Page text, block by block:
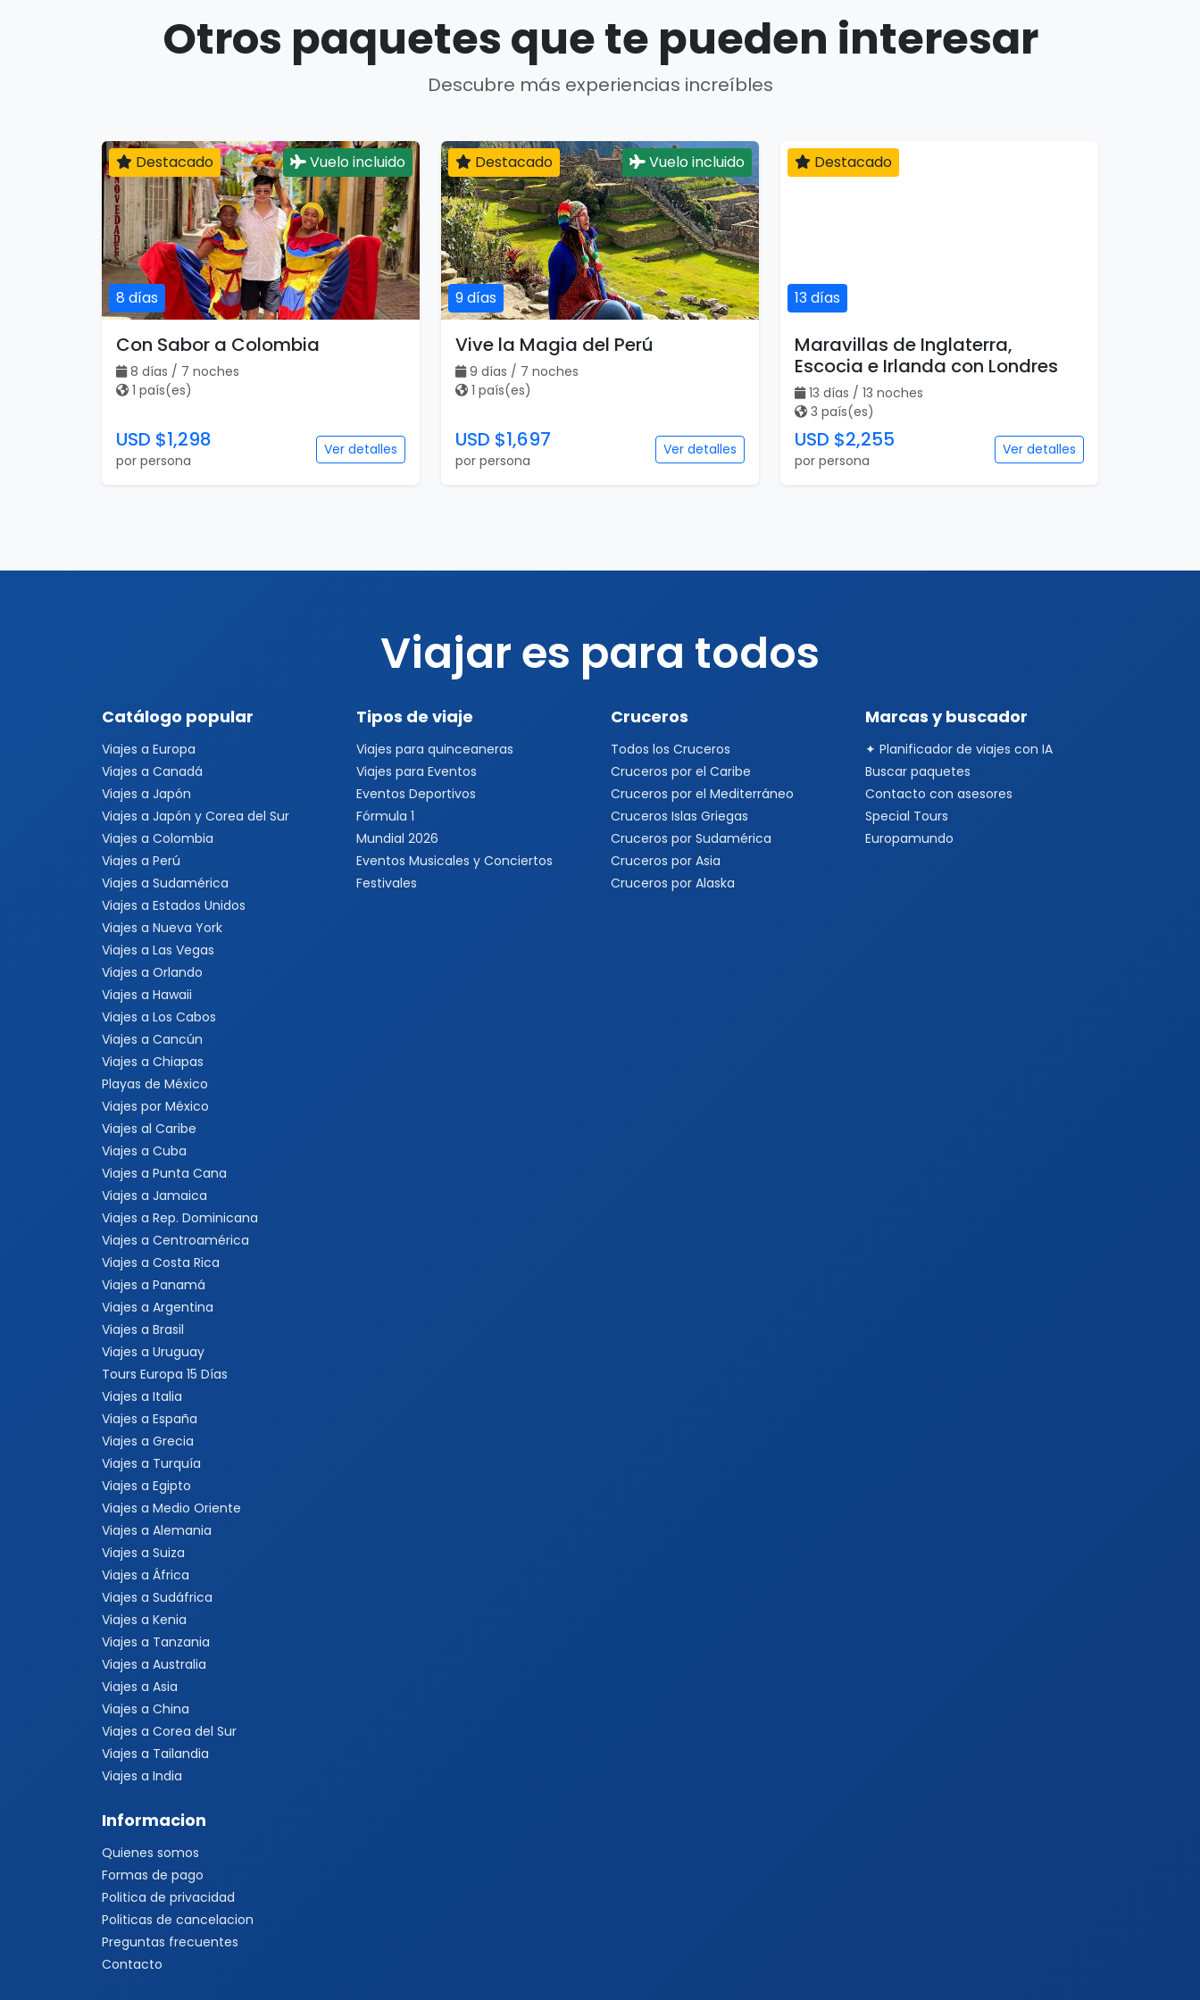
Otros paquetes que te pueden interesar
Descubre más experiencias increíbles
8 días
Destacado Vuelo incluido
Con Sabor a Colombia
8 días / 7 noches
1 país(es)
USD $1,298
por persona
Ver detalles
9 días
Destacado Vuelo incluido
Vive la Magia del Perú
9 días / 7 noches
1 país(es)
USD $1,697
por persona
Ver detalles
13 días
Destacado
Maravillas de Inglaterra,
Escocia e Irlanda con Londres
13 días / 13 noches
3 país(es)
USD $2,255
por persona
Ver detalles
Viajar es para todos
Catálogo popular
Viajes a Europa
Viajes a Canadá
Viajes a Japón
Viajes a Japón y Corea del Sur
Viajes a Colombia
Viajes a Perú
Viajes a Sudamérica
Viajes a Estados Unidos
Viajes a Nueva York
Viajes a Las Vegas
Viajes a Orlando
Viajes a Hawaii
Viajes a Los Cabos
Viajes a Cancún
Viajes a Chiapas
Playas de México
Viajes por México
Viajes al Caribe
Viajes a Cuba
Viajes a Punta Cana
Viajes a Jamaica
Viajes a Rep. Dominicana
Viajes a Centroamérica
Viajes a Costa Rica
Viajes a Panamá
Viajes a Argentina
Viajes a Brasil
Viajes a Uruguay
Tours Europa 15 Días
Viajes a Italia
Viajes a España
Viajes a Grecia
Viajes a Turquía
Viajes a Egipto
Viajes a Medio Oriente
Viajes a Alemania
Viajes a Suiza
Viajes a África
Viajes a Sudáfrica
Viajes a Kenia
Viajes a Tanzania
Viajes a Australia
Viajes a Asia
Viajes a China
Viajes a Corea del Sur
Viajes a Tailandia
Viajes a India
Tipos de viaje
Viajes para quinceaneras
Viajes para Eventos
Eventos Deportivos
Fórmula 1
Mundial 2026
Eventos Musicales y Conciertos
Festivales
Cruceros
Todos los Cruceros
Cruceros por el Caribe
Cruceros por el Mediterráneo
Cruceros Islas Griegas
Cruceros por Sudamérica
Cruceros por Asia
Cruceros por Alaska
Marcas y buscador
✦ Planificador de viajes con IA
Buscar paquetes
Contacto con asesores
Special Tours
Europamundo
Informacion
Quienes somos
Formas de pago
Politica de privacidad
Politicas de cancelacion
Preguntas frecuentes
Contacto